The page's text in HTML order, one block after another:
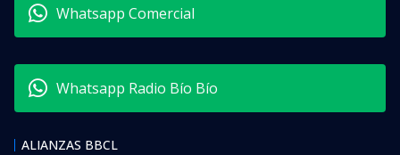
Whatsapp Comercial
Whatsapp Radio Bío Bío
ALIANZAS BBCL